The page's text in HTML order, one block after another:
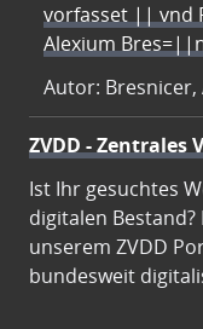
vorfasset || vnd
Alexium
Autor: Bresnicer,
ZVDD -
Ist Ihr gesuchtes
digitalen
unserem ZVDD
bundesweit